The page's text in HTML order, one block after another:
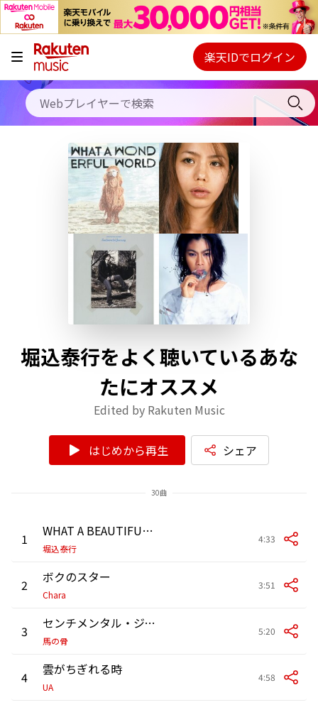
キャンペーン
料金プラン
使い方
初回30日間無料お試し
Webプレイヤー
ご契約内容の確認・変更
楽天IDでログイン
堀込泰行をよく聴いているあな
たにオススメ
Edited by Rakuten Music
はじめから再生 シェア
30曲
1 WHAT A BEAUTIFUL NIGHT
堀込泰行
4:33
2 ボクのスター
Chara
3:51
3 センチメンタル・ジャーニー
馬の骨
5:20
4 雲がちぎれる時
UA
4:58